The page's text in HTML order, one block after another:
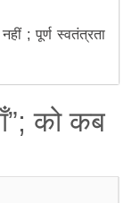
; पूर्ण स्वतंत्रता
को कब